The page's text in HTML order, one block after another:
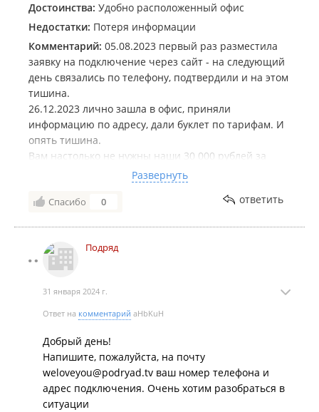
Достоинства: Удобно расположенный офис
Недостатки: Потеря информации
Комментарий: 05.08.2023 первый раз разместила
заявку на подключение через сайт - на следующий
день связались по телефону, подтвердили и на этом
тишина.
26.12.2023 лично зашла в офис, приняли
информацию по адресу, дали буклет по тарифам. И
опять тишина.
Вам настолько не нужны наши 30 000 рублей за
подключение и частный сектор настолько
неинтересен как клиенты? С учетом того, что у всех
соседей Подряд, телодвижений для подключения
Развернуть
Спасибо 0 ответить
Подряд
31 января 2024 г.
Ответ на комментарий aHbKuH
Добрый день!
Напишите, пожалуйста, на почту
weloveyou@podryad.tv ваш номер телефона и
адрес подключения. Очень хотим разобраться в
ситуации